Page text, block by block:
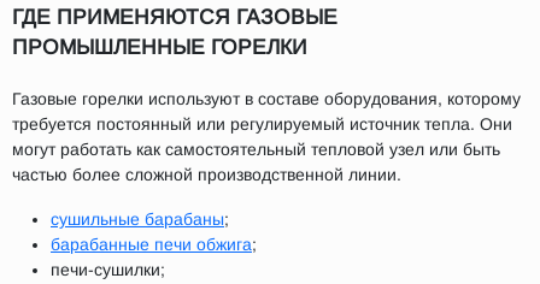
ГДЕ ПРИМЕНЯЮТСЯ ГАЗОВЫЕ
ПРОМЫШЛЕННЫЕ ГОРЕЛКИ
Газовые горелки используют в составе оборудования, которому
требуется постоянный или регулируемый источник тепла. Они
могут работать как самостоятельный тепловой узел или быть
частью более сложной производственной линии.
сушильные барабаны;
барабанные печи обжига;
печи-сушилки;